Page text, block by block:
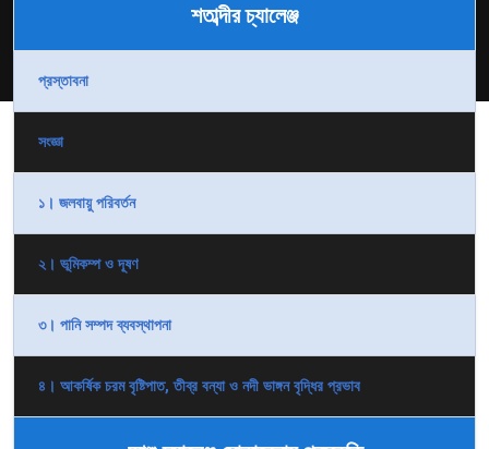
শতাব্দীর চ্যালেঞ্জ
প্রস্তাবনা
সংজ্ঞা
১। জলবায়ু পরিবর্তন
২। ভূমিকম্প ও দূষণ
৩। পানি সম্পদ ব্যবস্থাপনা
৪। আকর্ষিক চরম বৃষ্টিপাত, তীব্র বন্যা ও নদী ভাঙ্গন বৃদ্ধির প্রভাব